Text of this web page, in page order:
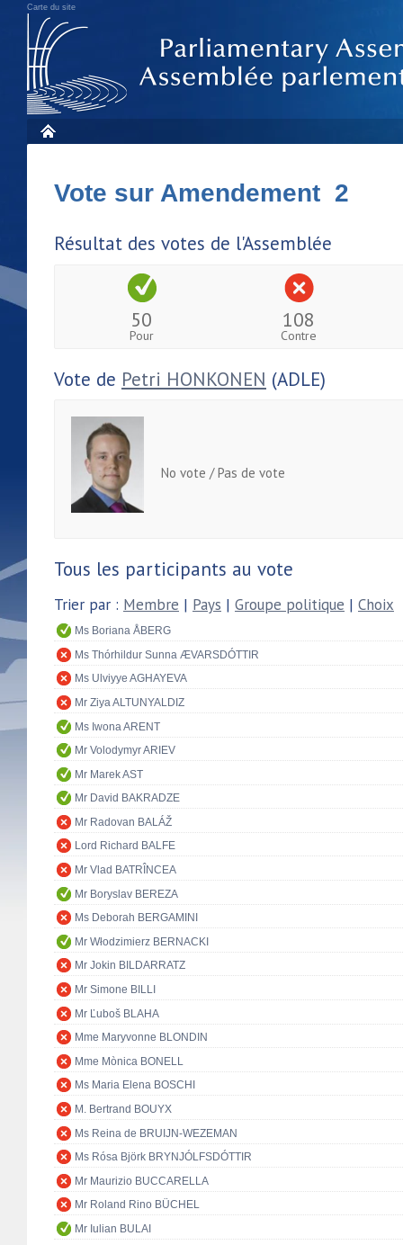
Carte du site
Vote sur Amendement 2
Résultat des votes de l'Assemblée
50
Pour
108
Contre
Vote de Petri HONKONEN (ADLE)
No vote / Pas de vote
Tous les participants au vote
Trier par : Membre | Pays | Groupe politique | Choix
Ms Boriana ÅBERG
Ms Thórhildur Sunna ÆVARSDÓTTIR
Ms Ulviyye AGHAYEVA
Mr Ziya ALTUNYALDIZ
Ms Iwona ARENT
Mr Volodymyr ARIEV
Mr Marek AST
Mr David BAKRADZE
Mr Radovan BALÁŽ
Lord Richard BALFE
Mr Vlad BATRÎNCEA
Mr Boryslav BEREZA
Ms Deborah BERGAMINI
Mr Włodzimierz BERNACKI
Mr Jokin BILDARRATZ
Mr Simone BILLI
Mr Ľuboš BLAHA
Mme Maryvonne BLONDIN
Mme Mònica BONELL
Ms Maria Elena BOSCHI
M. Bertrand BOUYX
Ms Reina de BRUIJN-WEZEMAN
Ms Rósa Björk BRYNJÓLFSDÓTTIR
Mr Maurizio BUCCARELLA
Mr Roland Rino BÜCHEL
Mr Iulian BULAI